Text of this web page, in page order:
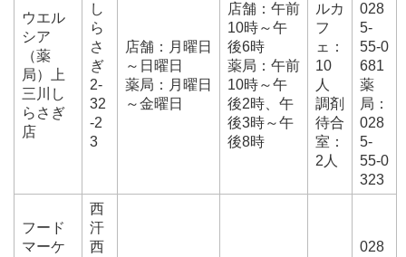
ウエル
シア
（薬
局）上
三川し
らさぎ
店
し
ら
さ
ぎ
2-
32
-2
3
店舗：月曜日
～日曜日
薬局：月曜日
～金曜日
店舗：午前
10時～午
後6時
薬局：午前
10時～午
後2時、午
後3時～午
後8時
ルカ
フ
ェ：
10
人
調剤
待合
室：
2人
028
5-
55-0
681
薬
局：
028
5-
55-0
323
フード
マーケ
西
汗
西
028